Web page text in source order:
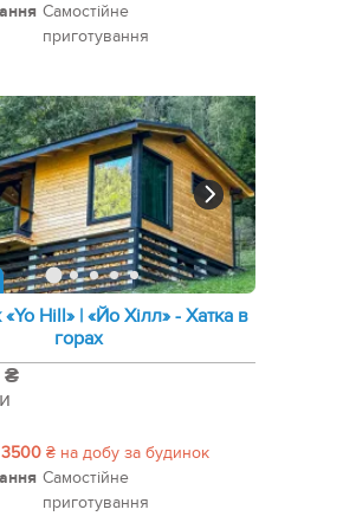
Самостійне
приготування
Hill» | «Йо Хілл» - Хатка в
горах
₴
3500 ₴ на добу за будинок
Самостійне
приготування